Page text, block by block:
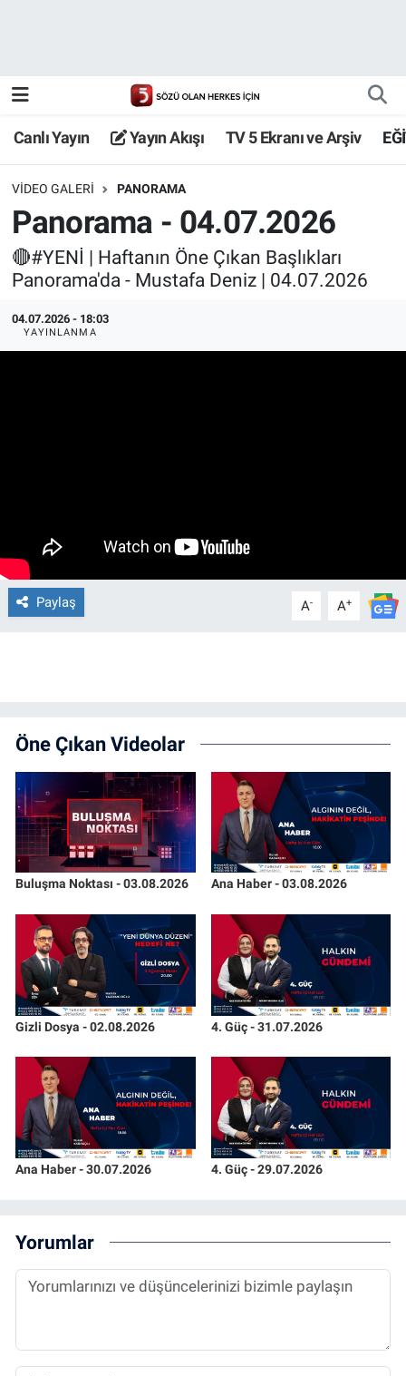
Canlı Yayın Yayın Akışı TV 5 Ekranı ve Arşiv
VIDEO GALERI PANORAMA
Panorama - 04.07.2026
🔴#YENİ | Haftanın Öne Çıkan Başlıkları
Panorama'da - Mustafa Deniz | 04.07.2026
04.07.2026 - 18:03
YAYINLANMA
Paylaş A- A+
Öne Çıkan Videolar
Buluşma Noktası - 03.08.2026 Ana Haber - 03.08.2026
Gizli Dosya - 02.08.2026 4. Güç - 31.07.2026
Ana Haber - 30.07.2026 4. Güç - 29.07.2026
Yorumlar
TV 5 Ekranı ve Arşiv